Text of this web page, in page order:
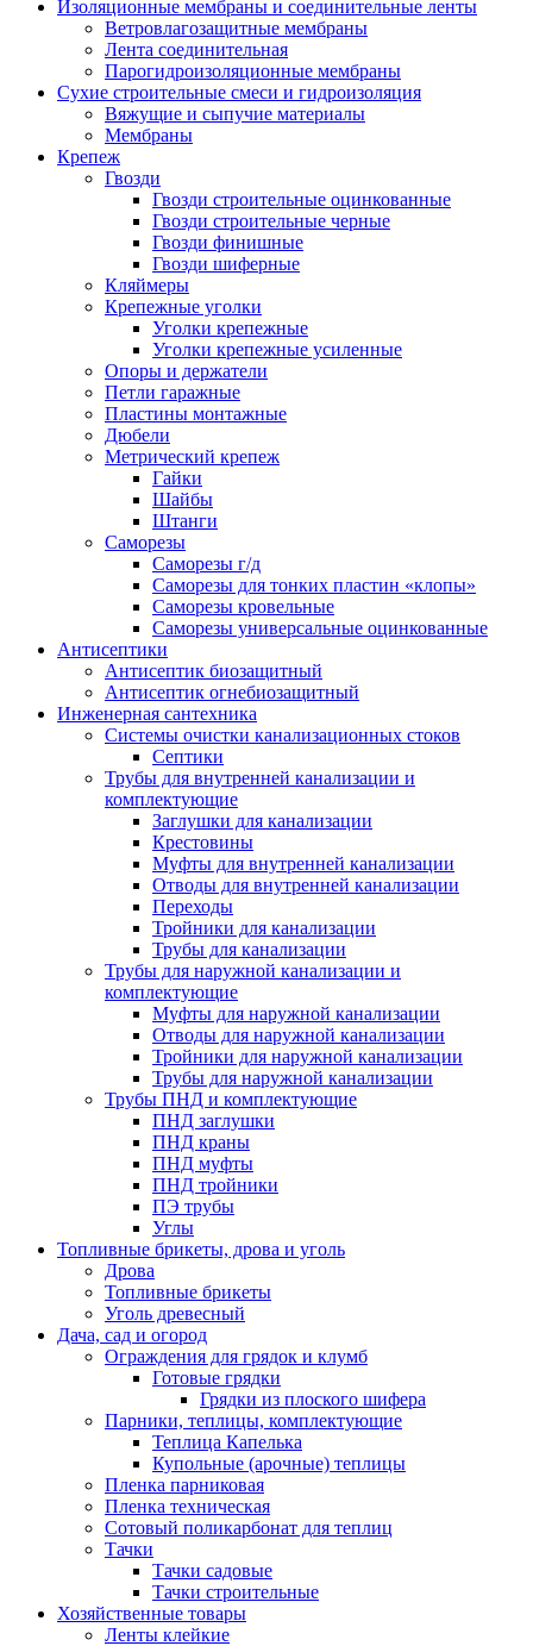
Изоляционные мембраны и соединительные ленты
Ветровлагозащитные мембраны
Лента соединительная
Парогидроизоляционные мембраны
Сухие строительные смеси и гидроизоляция
Вяжущие и сыпучие материалы
Мембраны
Крепеж
Гвозди
Гвозди строительные оцинкованные
Гвозди строительные черные
Гвозди финишные
Гвозди шиферные
Кляймеры
Крепежные уголки
Уголки крепежные
Уголки крепежные усиленные
Опоры и держатели
Петли гаражные
Пластины монтажные
Дюбели
Метрический крепеж
Гайки
Шайбы
Штанги
Саморезы
Саморезы г/д
Саморезы для тонких пластин «клопы»
Саморезы кровельные
Саморезы универсальные оцинкованные
Антисептики
Антисептик биозащитный
Антисептик огнебиозащитный
Инженерная сантехника
Системы очистки канализационных стоков
Септики
Трубы для внутренней канализации и
комплектующие
Заглушки для канализации
Крестовины
Муфты для внутренней канализации
Отводы для внутренней канализации
Переходы
Тройники для канализации
Трубы для канализации
Трубы для наружной канализации и
комплектующие
Муфты для наружной канализации
Отводы для наружной канализации
Тройники для наружной канализации
Трубы для наружной канализации
Трубы ПНД и комплектующие
ПНД заглушки
ПНД краны
ПНД муфты
ПНД тройники
ПЭ трубы
Углы
Топливные брикеты, дрова и уголь
Дрова
Топливные брикеты
Уголь древесный
Дача, сад и огород
Ограждения для грядок и клумб
Готовые грядки
Грядки из плоского шифера
Парники, теплицы, комплектующие
Теплица Капелька
Купольные (арочные) теплицы
Пленка парниковая
Пленка техническая
Сотовый поликарбонат для теплиц
Тачки
Тачки садовые
Тачки строительные
Хозяйственные товары
Ленты клейкие